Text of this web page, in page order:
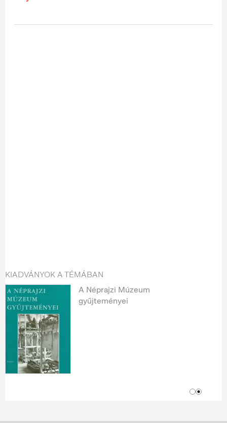
KIADVÁNYOK A TÉMÁBAN
A Néprajzi Múzeum
gyűjteményei